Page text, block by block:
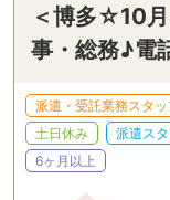
＜博多☆10
事・総務♪電
派遣・受託業務スタッ
土日休み
派遣ス
6ヶ月以上